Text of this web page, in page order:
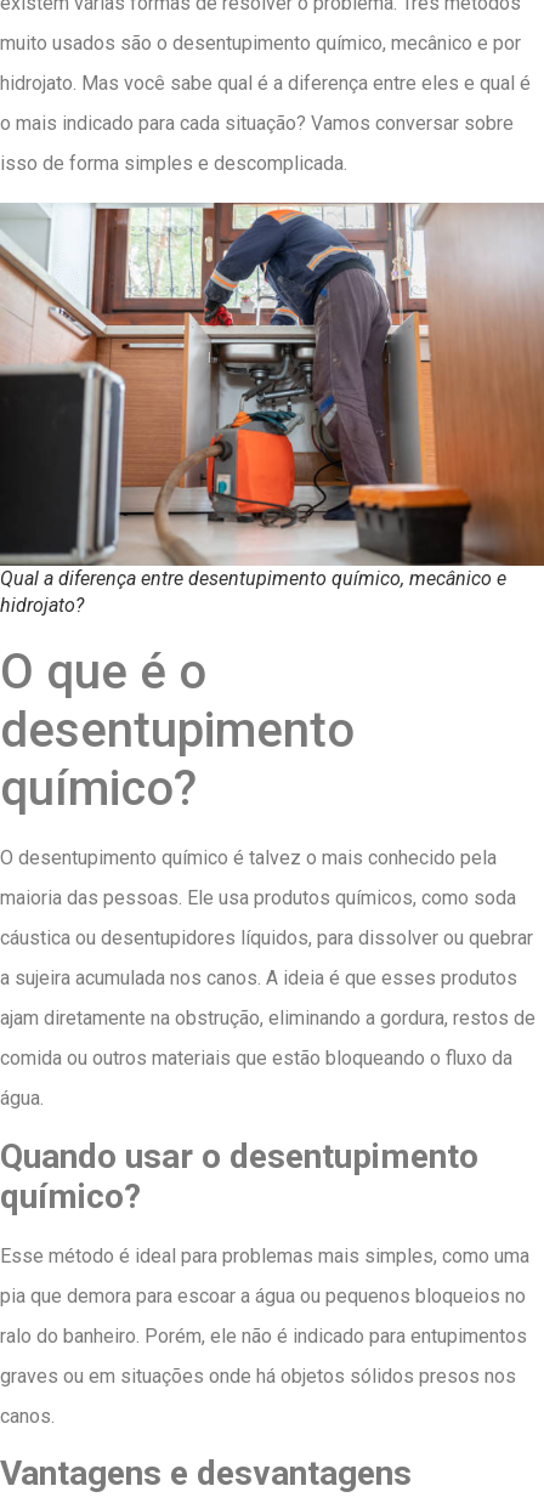
muito usados são o desentupimento químico, mecânico e por
hidrojato. Mas você sabe qual é a diferença entre eles e qual é
o mais indicado para cada situação? Vamos conversar sobre
isso de forma simples e descomplicada.
Qual a diferença entre desentupimento químico, mecânico e
hidrojato?
O que é o
desentupimento
químico?
O desentupimento químico é talvez o mais conhecido pela
maioria das pessoas. Ele usa produtos químicos, como soda
cáustica ou desentupidores líquidos, para dissolver ou quebrar
a sujeira acumulada nos canos. A ideia é que esses produtos
ajam diretamente na obstrução, eliminando a gordura, restos de
comida ou outros materiais que estão bloqueando o fluxo da
água.
Quando usar o desentupimento
químico?
Esse método é ideal para problemas mais simples, como uma
pia que demora para escoar a água ou pequenos bloqueios no
ralo do banheiro. Porém, ele não é indicado para entupimentos
graves ou em situações onde há objetos sólidos presos nos
canos.
Vantagens e desvantagens